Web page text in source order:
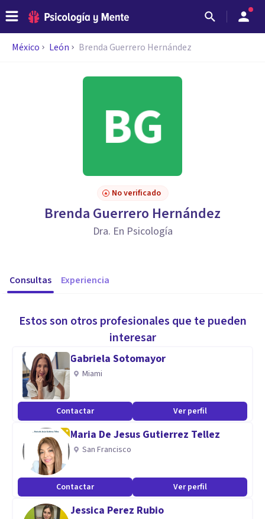
México León Brenda Guerrero Hernández
No verificado
Brenda Guerrero Hernández
Dra. En Psicología
Consultas Experiencia
Estos son otros profesionales que te pueden
interesar
Gabriela Sotomayor
Miami
Contactar Ver perfil
Maria De Jesus Gutierrez Tellez
San Francisco
Contactar Ver perfil
Jessica Perez Rubio